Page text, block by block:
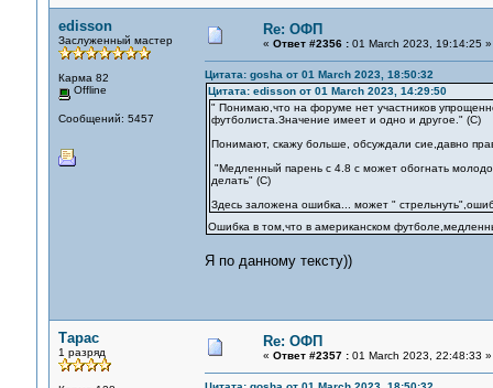
edisson
Заслуженный мастер
Карма 82
Offline
Сообщений: 5457
Re: ОФП
« Ответ #2356 :01 March 2023, 19:14:25 »
Цитата: gosha от 01 March 2023, 18:50:32
Цитата: edisson от 01 March 2023, 14:29:50
" Понимаю,что на форуме нет участников
футболиста.Значение имеет и одно и другое." (С)
Понимают, скажу больше, обсуждали сие,давно
"Медленный парень с 4.8 с может обогнать
делать" (С)
Здесь заложена ошибка... может "
Ошибка в том,что в американском
Я по данному тексту))
Тарас
1 разряд
Re: ОФП
« Ответ #2357 :01 March 2023, 22:48:33 »